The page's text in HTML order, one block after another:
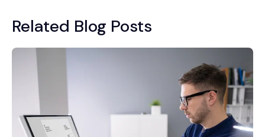
Related Blog Posts